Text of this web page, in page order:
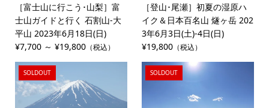
［富士山に行こう･山梨］富
士山ガイドと行く 石割山-大
平山 2023年6月18日(日)
¥7,700 ～ ¥19,800（税込）
［登山･尾瀬］初夏の湿原ハ
イク＆日本百名山 燧ヶ岳 202
3年6月3日(土)-4日(日)
¥19,800 （税込）
SOLDOUT SOLDOUT